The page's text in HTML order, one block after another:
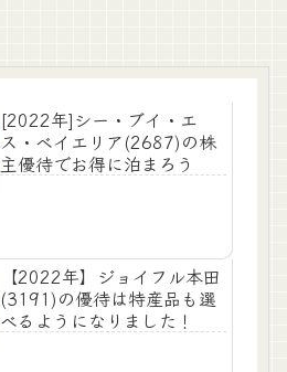
[2022年]シー・ブイ・エ
ス・ベイエリア(2687)の株
主優待でお得に泊まろう
【2022年】ジョイフル本田
(3191)の優待は特産品も選
べるようになりました！